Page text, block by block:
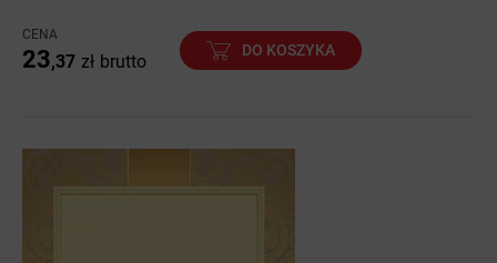
CENA
23,37 zł brutto
DO KOSZYKA